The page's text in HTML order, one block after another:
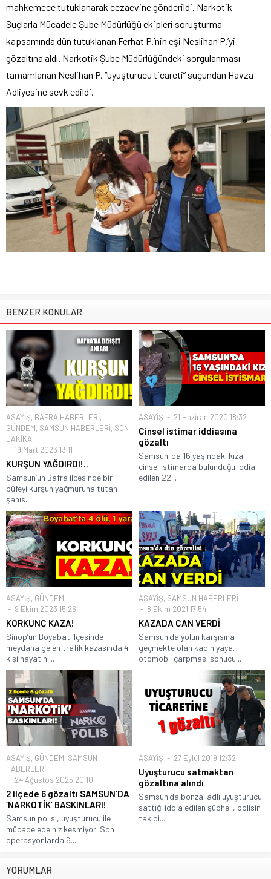
mahkemece tutuklanarak cezaevine gönderildi. Narkotik
Suçlarla Mücadele Şube Müdürlüğü ekipleri soruşturma
kapsamında dün tutuklanan Ferhat P.’nin eşi Neslihan P.’yi
gözaltına aldı. Narkotik Şube Müdürlüğündeki sorgulanması
tamamlanan Neslihan P. “uyuşturucu ticareti” suçundan Havza
Adliyesine sevk edildi.
BENZER KONULAR
ASAYİŞ, BAFRA HABERLERİ,
GÜNDEM, SAMSUN HABERLERİ, SON
DAKİKA
19 Mart 2023 13:11
KURŞUN YAĞDIRDI!..
Samsun’un Bafra ilçesinde bir
büfeyi kurşun yağmuruna tutan
şahıs...
ASAYİŞ 21 Haziran 2020 18:32
Cinsel istimar iddiasına
gözaltı
Samsun''da 16 yaşındaki kıza
cinsel istimarda bulunduğu iddia
edilen 22...
ASAYİŞ, GÜNDEM
9 Ekim 2023 15:26
KORKUNÇ KAZA!
Sinop’un Boyabat ilçesinde
meydana gelen trafik kazasında 4
kişi hayatını...
ASAYİŞ, SAMSUN HABERLERİ
8 Ekim 2021 17:54
KAZADA CAN VERDİ
Samsun'da yolun karşısına
geçmekte olan kadın yaya,
otomobil çarpması sonucu...
ASAYİŞ, GÜNDEM, SAMSUN
HABERLERİ
24 Ağustos 2025 20:10
2 ilçede 6 gözaltı SAMSUN’DA
‘NARKOTİK’ BASKINLARI!
Samsun polisi, uyuşturucu ile
mücadelede hız kesmiyor. Son
operasyonlarda 6...
ASAYİŞ 27 Eylül 2019 12:32
Uyuşturucu satmaktan
gözaltına alındı
Samsun'da bonzai adlı uyuşturucu
sattığı iddia edilen şüpheli, polisin
takibi...
YORUMLAR